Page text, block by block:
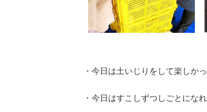
・今日は土いじりをして楽しか
・今日はすこしずつしごとにな